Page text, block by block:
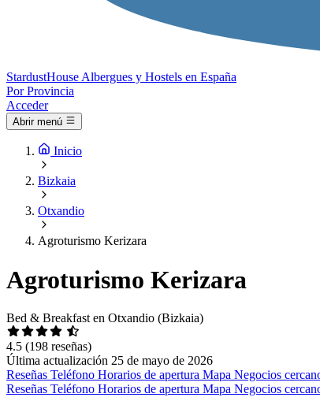
StardustHouse Albergues y Hostels en España
Por Provincia
Acceder
Abrir menú
Inicio
Bizkaia
Otxandio
Agroturismo Kerizara
Agroturismo Kerizara
Bed & Breakfast en Otxandio (Bizkaia)
4.5 (198 reseñas)
Última actualización 25 de mayo de 2026
Reseñas Teléfono Horarios de apertura Mapa Negocios
Reseñas Teléfono Horarios de apertura Mapa Negocios